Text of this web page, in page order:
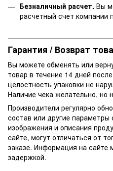
Безналичный расчет. Вы
расчетный счет компании
Гарантия / Возврат
Вы можете обменять или
товар в течение 14 дней
целостность упаковки не
Наличие чека желательно, но
Производители регулярно
состав или другие
изображения и описания
сайте, могут отличаться от
заказе. Информация на сайте
задержкой.